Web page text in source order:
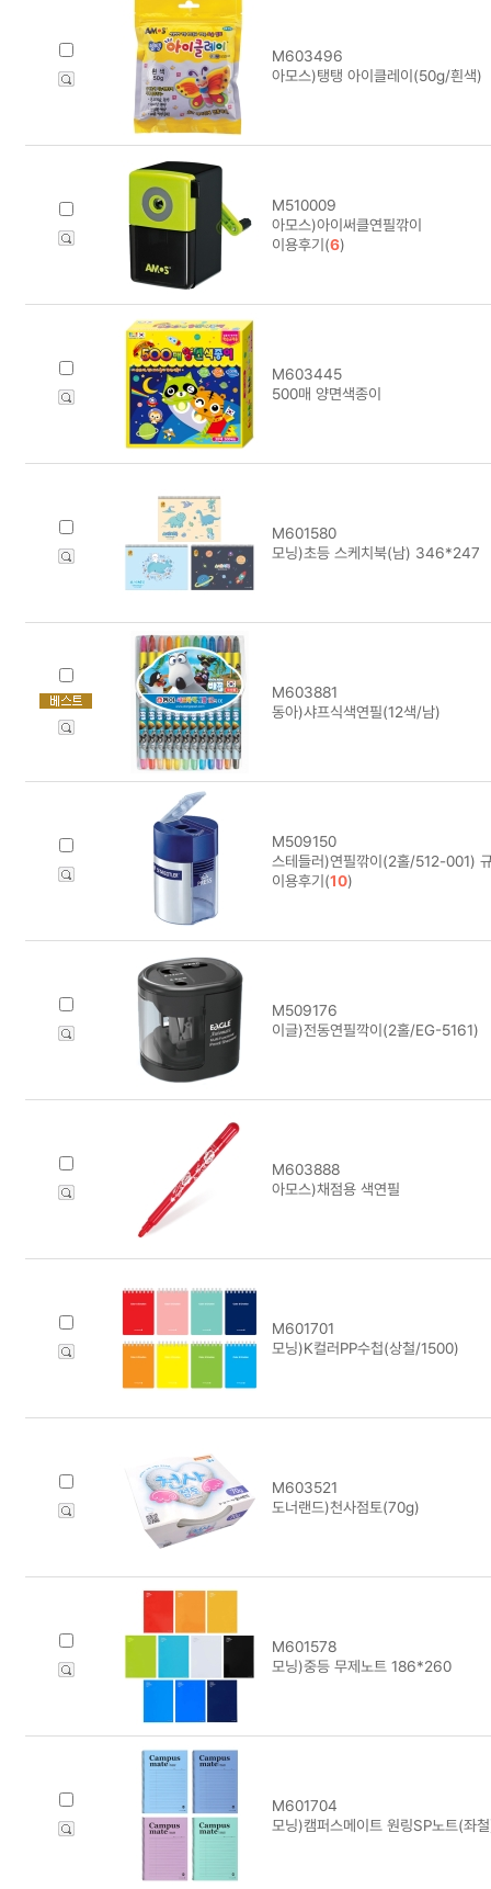
M603496
아모스)탱탱 아이클레이(50g/흰색)
M510009
아모스)아이써클연필깎이
이용후기(6)
M603445
500매 양면색종이
M601580
모닝)초등 스케치북(남) 346*247
M603881
동아)샤프식색연필(12색/남)
M509150
스테들러)연필깎이(2홀/512-001)
이용후기(10)
M509176
이글)전동연필깍이(2홀/EG-5161)
M603888
아모스)채점용 색연필
M601701
모닝)K컬러PP수첩(상철/1500)
M603521
도너랜드)천사점토(70g)
M601578
모닝)중등 무제노트 186*260
M601704
모닝)캠퍼스메이트 원링SP노트(좌